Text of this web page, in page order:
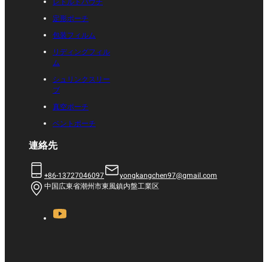
定形ポーチ
包装フィルム
リディングフィル
ム
シュリンクスリー
ブ
真空ポーチ
ベントポーチ
連絡先
+86-13727046097
yongkangchen97@gmail.com
中国広東省潮州市東風鎮内盤工業区